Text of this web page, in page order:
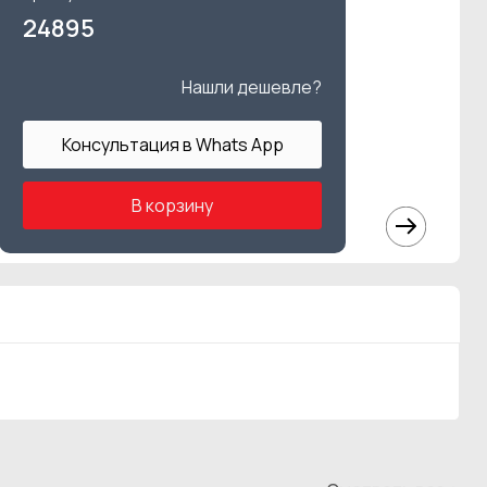
24895
Нашли дешевле?
Консультация в Whats App
В корзину